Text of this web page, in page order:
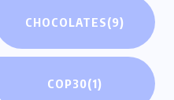
CHOCOLATES(9)
COP30(1)